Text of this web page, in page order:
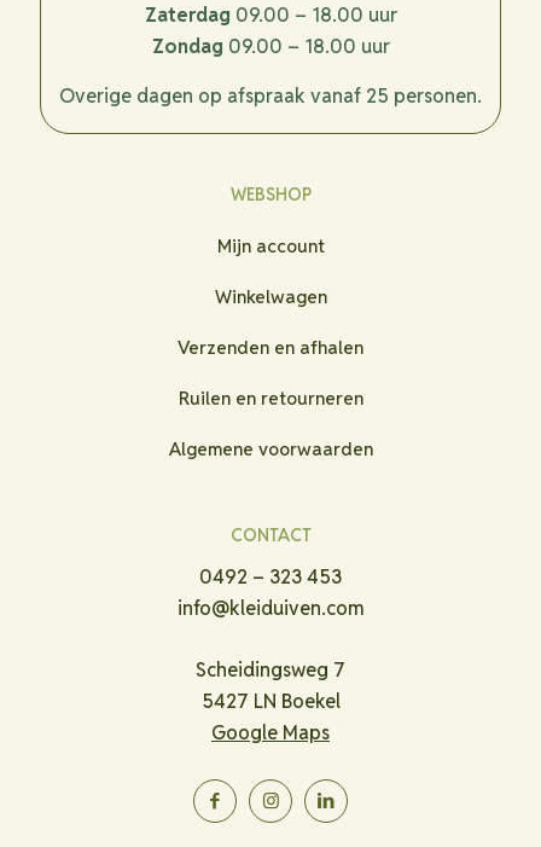
Zaterdag 09.00 – 18.00 uur
Zondag 09.00 – 18.00 uur
Overige dagen op afspraak vanaf 25 personen.
WEBSHOP
Mijn account
Winkelwagen
Verzenden en afhalen
Ruilen en retourneren
Algemene voorwaarden
CONTACT
0492 – 323 453
info@kleiduiven.com
Scheidingsweg 7
5427 LN Boekel
Google Maps